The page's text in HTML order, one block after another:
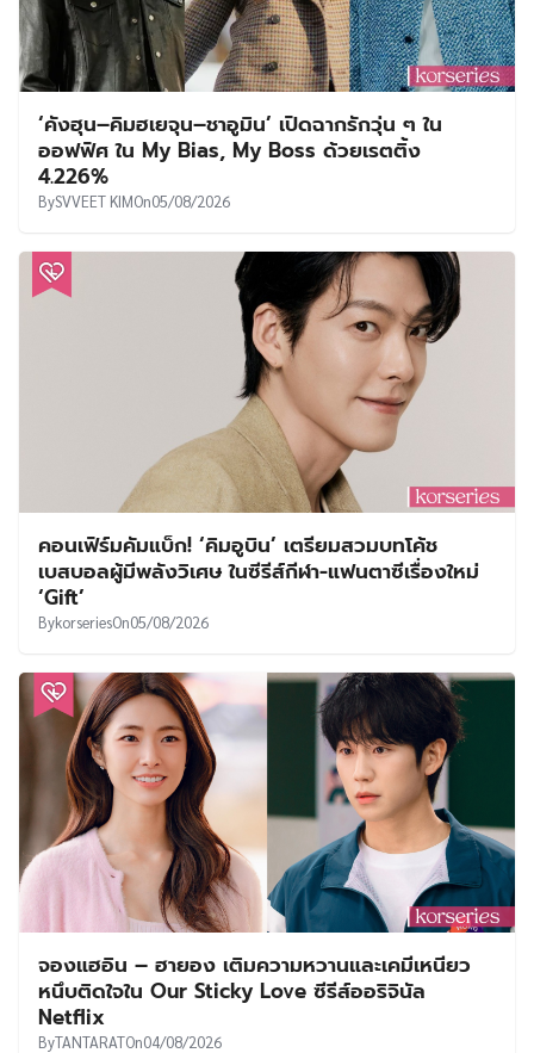
‘คังฮุน–คิมฮเยจุน–ชาอูมิน’ เปิดฉากรักวุ่น ๆ ใน
ออฟฟิศ ใน My Bias, My Boss ด้วยเรตติ้ง
4.226%
BySVVEET KIMOn05/08/2026
คอนเฟิร์มคัมแบ็ก! ‘คิมอูบิน’ เตรียมสวมบทโค้ช
เบสบอลผู้มีพลังวิเศษ ในซีรีส์กีฬา-แฟนตาซีเรื่องใหม่
‘Gift’
BykorseriesOn05/08/2026
จองแฮอิน – ฮายอง เติมความหวานและเคมีเหนียว
หนึบติดใจใน Our Sticky Love ซีรีส์ออริจินัล
Netflix
ByTANTARATOn04/08/2026